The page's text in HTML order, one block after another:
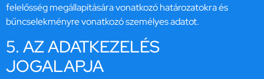
felelősség megállapítására vonatkozó határozatokra és
bűncselekményre vonatkozó személyes adatot.
5. AZ ADATKEZELÉS
JOGALAPJA